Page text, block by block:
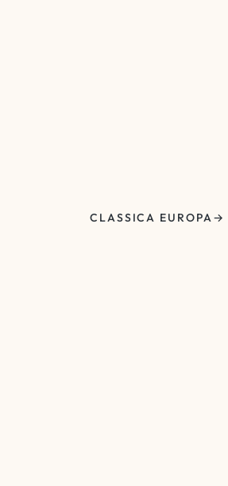
CLASSICA EUROPA